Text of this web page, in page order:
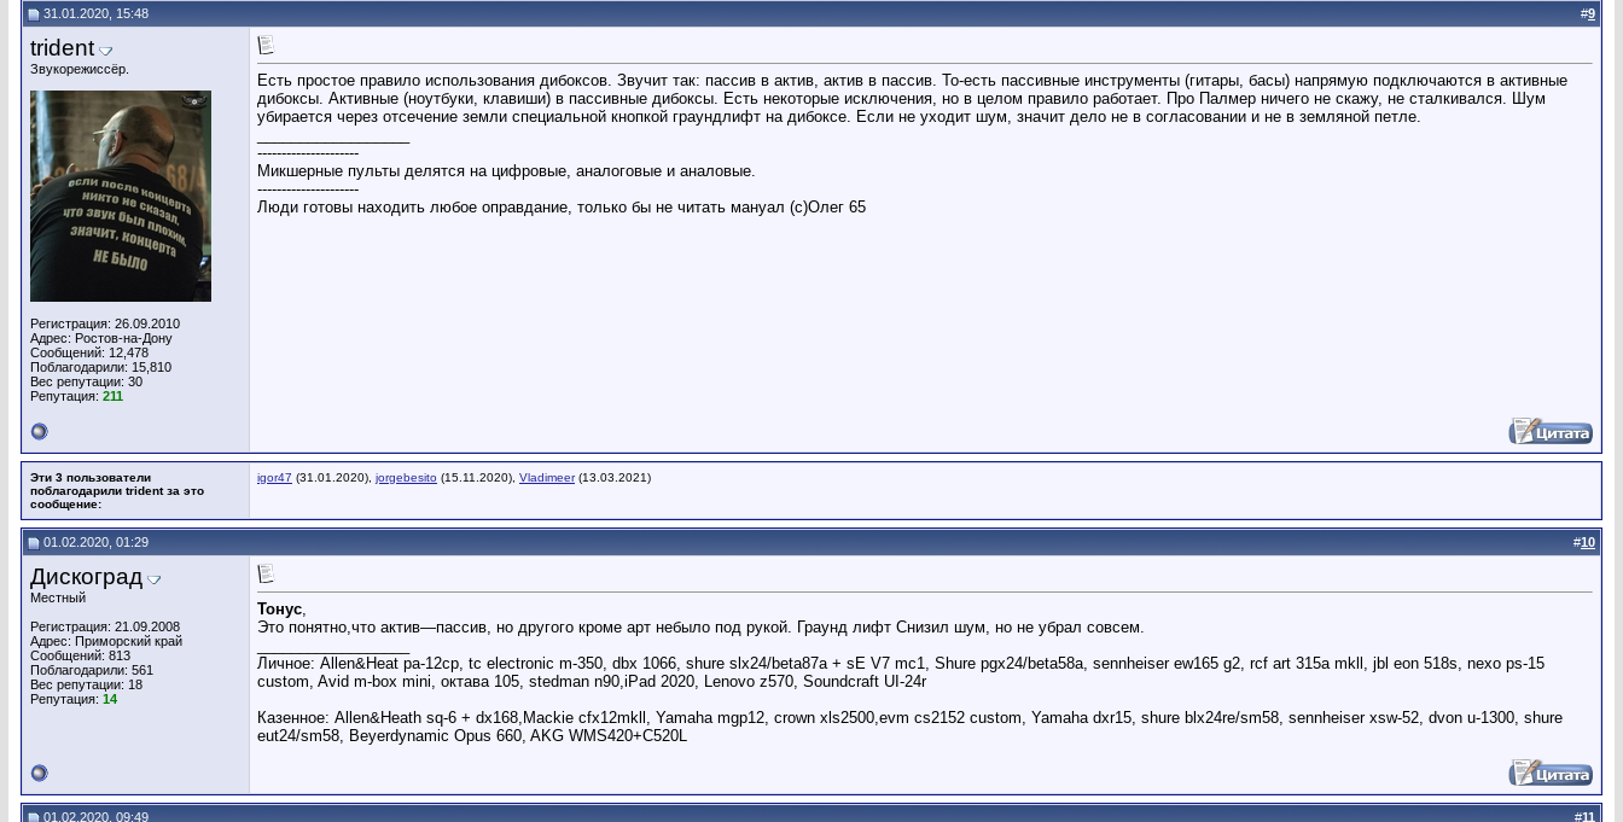
31.01.2020, 15:48 #9
trident
Звукорежиссёр.
Регистрация: 26.09.2010
Адрес: Ростов-на-Дону
Сообщений: 12,478
Поблагодарили: 15,810
Вес репутации: 30
Репутация: 211
Есть простое правило использования дибоксов. Звучит так: пассив в актив, актив в пассив. То-есть пассивные инструменты (гитары, басы) напрямую подключаются в активные
дибоксы. Активные (ноутбуки, клавиши) в пассивные дибоксы. Есть некоторые исключения, но в целом правило работает. Про Палмер ничего не скажу, не сталкивался. Шум
убирается через отсечение земли специальной кнопкой граундлифт на дибоксе. Если не уходит шум, значит дело не в согласовании и не в земляной петле.
---------------------
Микшерные пульты делятся на цифровые, аналоговые и аналовые.
---------------------
Люди готовы находить любое оправдание, только бы не читать мануал (с)Олег 65
Эти 3 пользователи
поблагодарили trident за это
сообщение:
igor47 (31.01.2020), jorgebesito (15.11.2020), Vladimeer(13.03.2021)
01.02.2020, 01:29 #10
Дискоград
Местный
Регистрация: 21.09.2008
Адрес: Приморский край
Сообщений: 813
Поблагодарили: 561
Вес репутации: 18
Репутация: 14
Тонус,
Это понятно,что актив—пассив, но другого кроме арт небыло под рукой. Граунд лифт Снизил шум, но не убрал совсем.
Личное: Allen&Heat pa-12cp, tc electronic m-350, dbx 1066, shure slx24/beta87a + sE V7 mc1, Shure pgx24/beta58a, sennheiser ew165 g2, rcf art 315a mkll, jbl eon 518s, nexo ps-15
custom, Avid m-box mini, октава 105, stedman n90,iPad 2020, Lenovo z570, Soundcraft UI-24r
Казенное: Allen&Heath sq-6 + dx168,Mackie cfx12mkll, Yamaha mgp12, crown xls2500,evm cs2152 custom, Yamaha dxr15, shure blx24re/sm58, sennheiser xsw-52, dvon u-1300, shure
eut24/sm58, Beyerdynamic Opus 660, AKG WMS420+C520L
01.02.2020, 09:49 #11